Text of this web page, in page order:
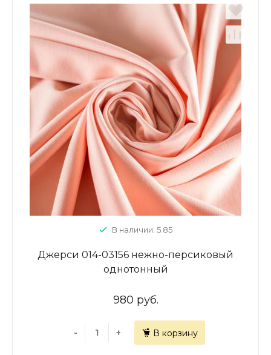
В наличии: 5.85
Джерси 014-03156 нежно-персиковый
однотонный
980 руб.
- + В корзину